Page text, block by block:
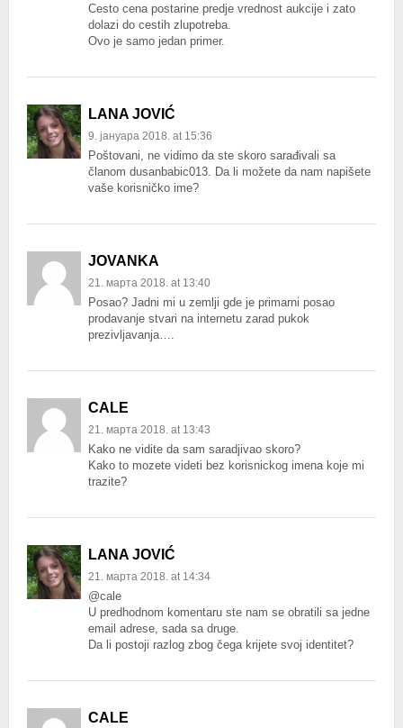
Cesto cena postarine predje vrednost aukcije i zato
dolazi do cestih zlupotreba.
Ovo je samo jedan primer.
LANA JOVIĆ
9. јануара 2018. at 15:36
Poštovani, ne vidimo da ste skoro sarađivali sa
članom dusanbabic013. Da li možete da nam napišete
vaše korisničko ime?
JOVANKA
21. марта 2018. at 13:40
Posao? Jadni mi u zemlji gde je primarni posao
prodavanje stvari na internetu zarad pukok
prezivljavanja….
CALE
21. марта 2018. at 13:43
Kako ne vidite da sam saradjivao skoro?
Kako to mozete videti bez korisnickog imena koje mi
trazite?
LANA JOVIĆ
21. марта 2018. at 14:34
@cale
U predhodnom komentaru ste nam se obratili sa jedne
email adrese, sada sa druge.
Da li postoji razlog zbog čega krijete svoj identitet?
CALE